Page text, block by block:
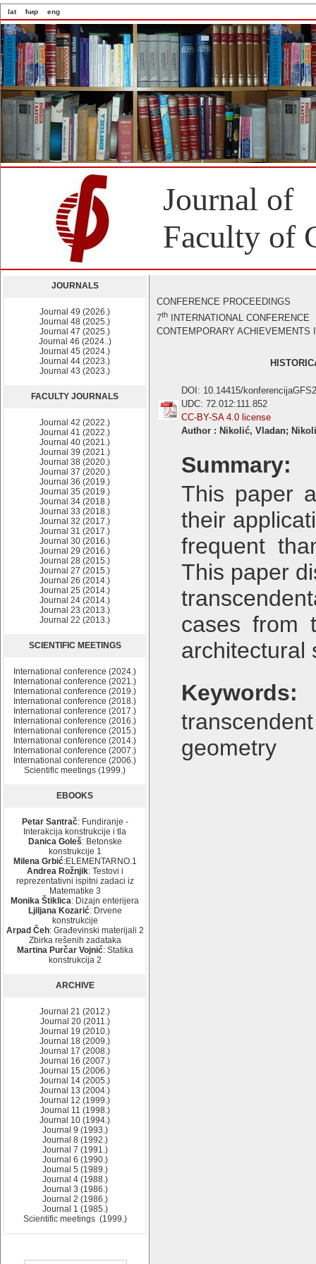
lat ћир eng
Journal of
Faculty of
JOURNALS
Journal 49 (2026.)
Journal 48 (2025.)
Journal 47 (2025.)
Journal 46 (2024..)
Journal 45 (2024.)
Journal 44 (2023.)
Journal 43 (2023.)
FACULTY JOURNALS
Journal 42 (2022.)
Journal 41 (2022.)
Journal 40 (2021.)
Journal 39 (2021.)
Journal 38 (2020.)
Journal 37 (2020.)
Journal 36 (2019.)
Journal 35 (2019.)
Journal 34 (2018.)
Journal 33 (2018.)
Journal 32 (2017.)
Journal 31 (2017.)
Journal 30 (2016.)
Journal 29 (2016.)
Journal 28 (2015.)
Journal 27 (2015.)
Journal 26 (2014.)
Journal 25 (2014.)
Journal 24 (2014.)
Journal 23 (2013.)
Journal 22 (2013.)
SCIENTIFIC MEETINGS
International conference (2024.)
International conference (2021.)
International conference (2019.)
International conference (2018.)
International conference (2017.)
International conference (2016.)
International conference (2015.)
International conference (2014.)
International conference (2007.)
International conference (2006.)
Scientific meetings (1999.)
EBOOKS
Petar Santrač: Fundiranje -
Interakcija konstrukcije i tla
Danica Goleš: Betonske
konstrukcije 1
Milena Grbić:ELEMENTARNO.1
Andrea Rožnjik: Testovi i
reprezentativni ispitni zadaci iz
Matematike 3
Monika Štiklica: Dizajn enterijera
Ljiljana Kozarić: Drvene
konstrukcije
Arpad Čeh: Građevinski materijali 2
Zbirka rešenih zadataka
Martina Purčar Vojnić: Statika
konstrukcija 2
ARCHIVE
Journal 21 (2012.)
Journal 20 (2011.)
Journal 19 (2010.)
Journal 18 (2009.)
Journal 17 (2008.)
Journal 16 (2007.)
Journal 15 (2006.)
Journal 14 (2005.)
Journal 13 (2004.)
Journal 12 (1999.)
Journal 11 (1998.)
Journal 10 (1994.)
Journal 9 (1993.)
Journal 8 (1992.)
Journal 7 (1991.)
Journal 6 (1990.)
Journal 5 (1989.)
Journal 4 (1988.)
Journal 3 (1986.)
Journal 2 (1986.)
Journal 1 (1985.)
Scientific meetings (1999.)
CONFERENCE PROCEEDINGS
7th
INTERNATIONAL CONFERENCE
CONTEMPORARY ACHIEVEMENTS
DOI: 10.14415/
UDC: 72.012:111.852
CC-BY-SA 4.0 license
Author : Nikolić, Vladan;
Summary:
This paper
their
frequent
This paper
cases from
architectural
Keywords:
geometry